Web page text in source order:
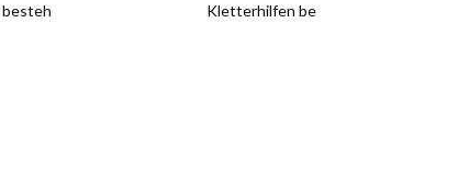
besteh
Kletterhilfen be